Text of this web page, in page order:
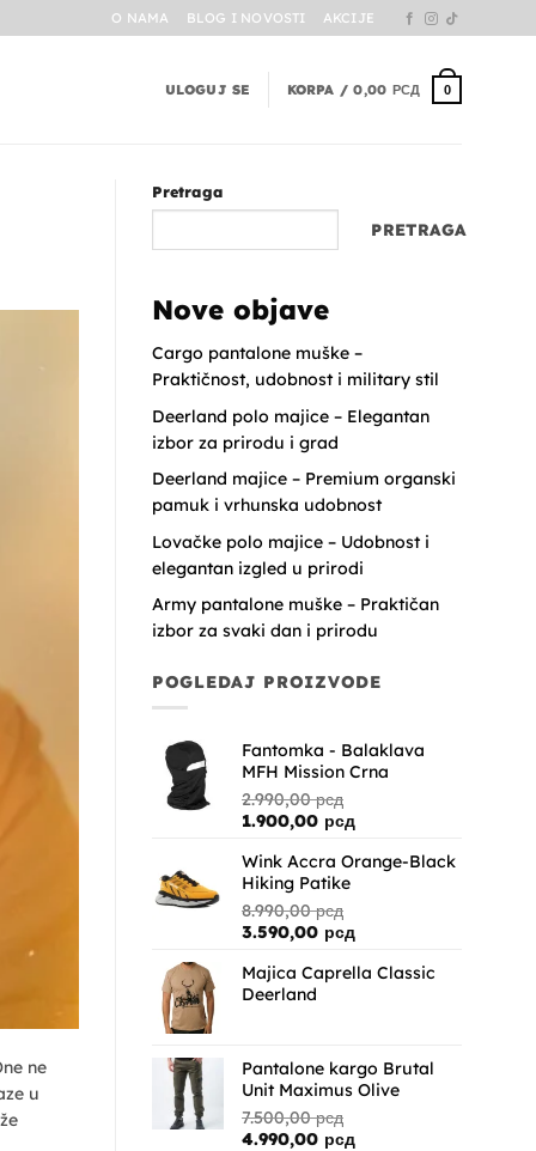
O NAMA BLOG I NOVOSTI AKCIJE
ULOGUJ SE KORPA /0,00 РСД 0
ne
u
Pretraga
PRETRAGA
Nove objave
Cargo pantalone muške –
Praktičnost, udobnost i military stil
Deerland polo majice – Elegantan
izbor za prirodu i grad
Deerland majice – Premium organski
pamuk i vrhunska udobnost
Lovačke polo majice – Udobnost i
elegantan izgled u prirodi
Army pantalone muške – Praktičan
izbor za svaki dan i prirodu
POGLEDAJ PROIZVODE
Fantomka - Balaklava
MFH Mission Crna
2.990,00рсд
Originalna
je
bila:
2.990,00 рсд.
1.900,00 рсд
je:
Wink Accra Orange-Black
Hiking Patike
8.990,00рсд
Originalna
je
bila:
3.590,00 рсд
je:
Majica Caprella Classic
Deerland
Pantalone kargo Brutal
Unit Maximus Olive
7.500,00рсд
Originalna
4.990,00 рсд